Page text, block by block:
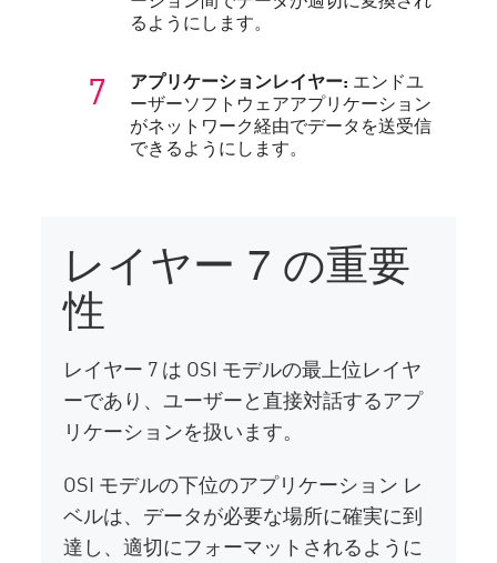
るようにします。
アプリケーションレイヤー: エンドユ
ーザーソフトウェアアプリケーション
がネットワーク経由でデータを送受信
できるようにします。
レイヤー 7 の重要
性
レイヤー 7 は OSI モデルの最上位レイヤ
ーであり、ユーザーと直接対話するアプ
リケーションを扱います。
OSI モデルの下位のアプリケーション レ
ベルは、データが必要な場所に確実に到
達し、適切にフォーマットされるように